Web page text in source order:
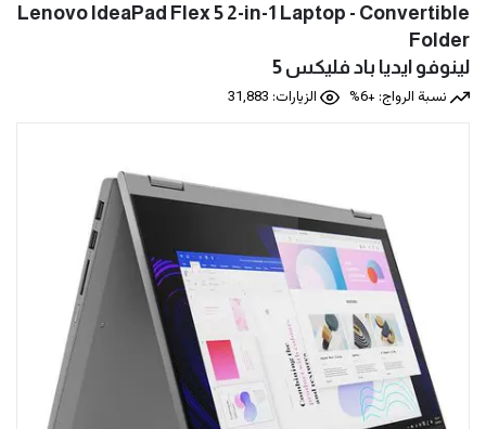
Lenovo IdeaPad Flex 5 2-in-1 Laptop - Convertible
Folder
نسبة الرواج: +6%
الزيارات: 31,883